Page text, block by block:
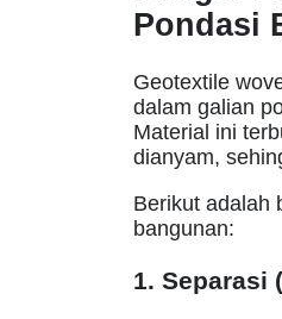
Pondasi
Geotextile
dalam galian
Material ini
dianyam,
Berikut adalah
bangunan:
1. Separasi